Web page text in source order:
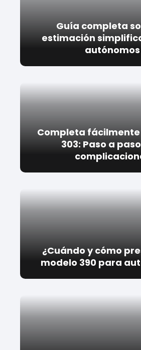
Guía completa
estimación
autónomos
Completa fácilmente
303: Paso a
¿Cuándo y cómo
modelo 390 para